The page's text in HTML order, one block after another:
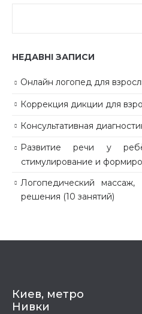
НЕДАВНІ ЗАПИСИ
Онлайн логопед для
Коррекция дикции для
Консультативная
Развитие речи у
стимулирование и
Логопедический массаж,
решения (10 занятий)
Киев, метро
Нивки